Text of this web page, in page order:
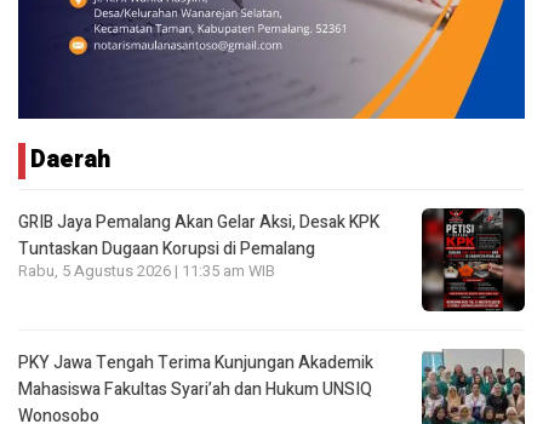
Daerah
GRIB Jaya Pemalang Akan Gelar Aksi, Desak KPK
Tuntaskan Dugaan Korupsi di Pemalang
Rabu, 5 Agustus 2026 | 11:35 am WIB
PKY Jawa Tengah Terima Kunjungan Akademik
Mahasiswa Fakultas Syari’ah dan Hukum UNSIQ
Wonosobo